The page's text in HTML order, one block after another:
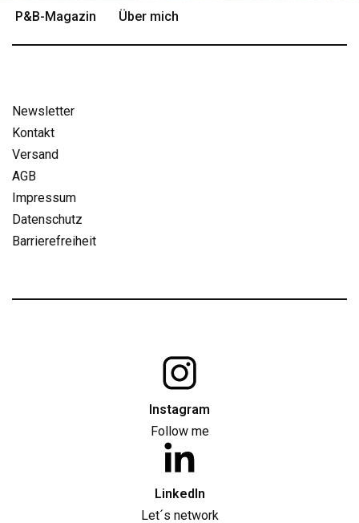
P&B-Magazin Über mich
Newsletter
Kontakt
Versand
AGB
Impressum
Datenschutz
Barrierefreiheit
Instagram
Follow me
LinkedIn
Let´s network